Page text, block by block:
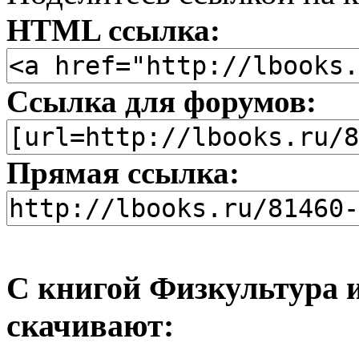
HTML ссылка:
Ссылка для форумов:
Прямая ссылка:
С книгой Физкультура
скачивают: